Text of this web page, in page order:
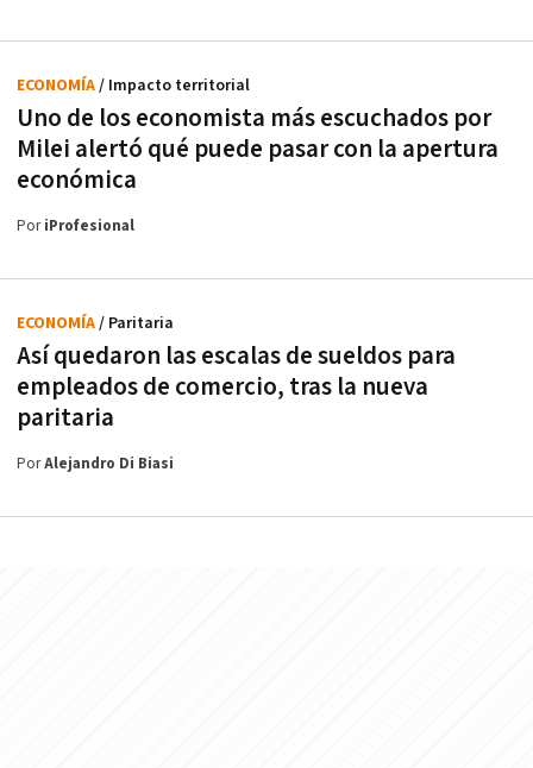
Uno de los economista más escuchados por
Milei alertó qué puede pasar con la apertura
económica
ECONOMÍA/ Impacto territorial
PoriProfesional
Así quedaron las escalas de sueldos para
empleados de comercio, tras la nueva
paritaria
ECONOMÍA/ Paritaria
PorAlejandro Di Biasi